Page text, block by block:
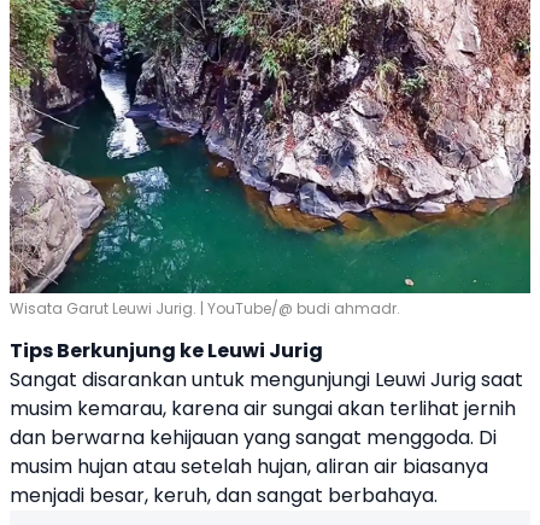
Wisata Garut Leuwi Jurig. | YouTube/@ budi ahmadr.
Tips Berkunjung ke Leuwi Jurig
Sangat disarankan untuk mengunjungi Leuwi Jurig saat
musim kemarau, karena air sungai akan terlihat jernih
dan berwarna kehijauan yang sangat menggoda. Di
musim hujan atau setelah hujan, aliran air biasanya
menjadi besar, keruh, dan sangat berbahaya.